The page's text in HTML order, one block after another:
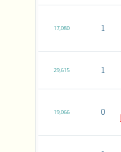
1
17,080
1
29,615
0
19,066